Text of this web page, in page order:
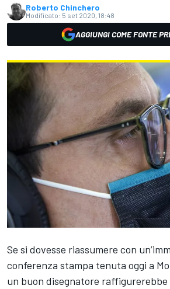
Roberto Chinchero
Modificato: 5 set 2020, 18:48
AGGIUNGI COME FONTE
Se si dovesse riassumere con
conferenza stampa tenuta oggi a
un buon disegnatore raffigurerebbe